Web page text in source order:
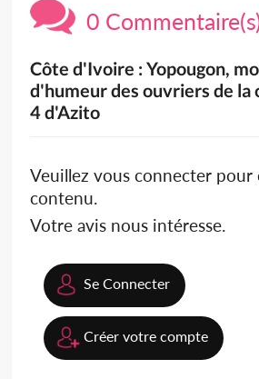
0
Côte d'Ivoire : Yopougon,
d'humeur des ouvriers de la
4 d'Azito
Veuillez vous connecter pour
contenu.
Votre avis nous intéresse.
Se Connecter
Créer votre compte